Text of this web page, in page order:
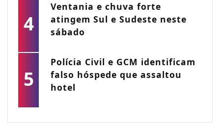
4
Ventania e chuva forte
atingem Sul e Sudeste neste
sábado
5
Polícia Civil e GCM identificam
falso hóspede que assaltou
hotel